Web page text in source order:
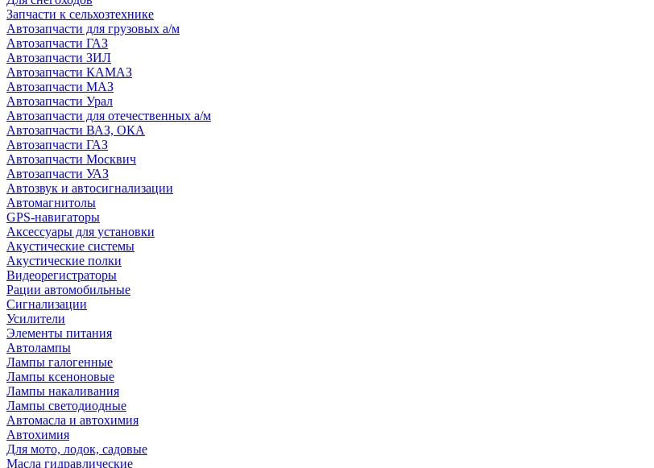
Запчасти к сельхозтехнике
Автозапчасти для грузовых а/м
Автозапчасти ГАЗ
Автозапчасти ЗИЛ
Автозапчасти КАМАЗ
Автозапчасти МАЗ
Автозапчасти Урал
Автозапчасти для отечественных а/м
Автозапчасти ВАЗ, ОКА
Автозапчасти ГАЗ
Автозапчасти Москвич
Автозапчасти УАЗ
Автозвук и автосигнализации
Автомагнитолы
GPS-навигаторы
Аксессуары для установки
Акустические системы
Акустические полки
Видеорегистраторы
Рации автомобильные
Сигнализации
Усилители
Элементы питания
Автолампы
Лампы галогенные
Лампы ксеноновые
Лампы накаливания
Лампы светодиодные
Автомасла и автохимия
Автохимия
Для мото, лодок, садовые
Масла гидравлические